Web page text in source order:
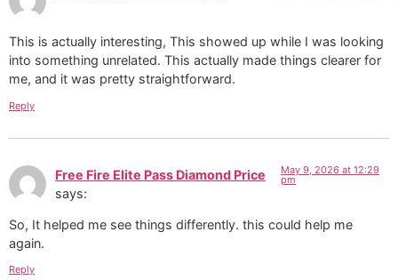
This is actually interesting, This showed up while I was looking
into something unrelated. This actually made things clearer for
me, and it was pretty straightforward.
Reply
Free Fire Elite Pass Diamond Price
says:
May 9, 2026 at 12:29
pm
So, It helped me see things differently. this could help me
again.
Reply